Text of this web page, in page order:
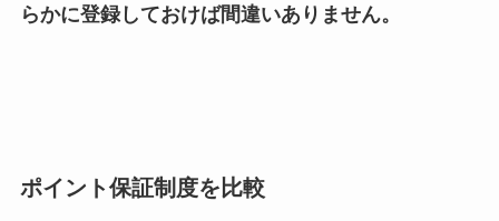
らかに登録しておけば間違いありません。
ポイント保証制度を比較